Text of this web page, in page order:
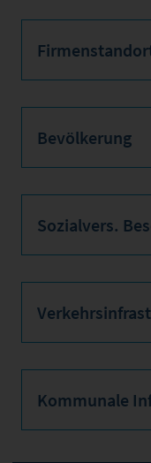
Bevölkerung
Sozialvers.
Kommunale